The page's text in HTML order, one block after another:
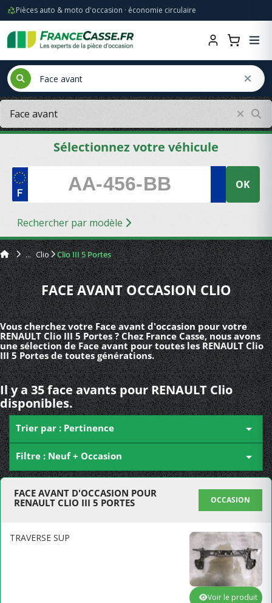
Pièces auto & moto d'occasion · économie circulaire
Sélectionnez votre véhicule
OK
Rechercher par modèle
Clio Clio III 5 Portes
FACE AVANT OCCASION CLIO
Vous cherchez votre Face avant d'occasion pour votre
RENAULT Clio III 5 Portes ? Chez France Casse, nous avons
une sélection de Face avant pour toutes les RENAULT Clio
III 5 Portes de toutes générations.
Il y a 35 face avants pour RENAULT Clio
disponibles.
Trier par : Pertinence 
Filtre : Neuf + Occasion 
FACE AVANT D'OCCASION POUR
RENAULT CLIO III 5 PORTES
OCCASION
TRAVERSE SUP
Voir le produit